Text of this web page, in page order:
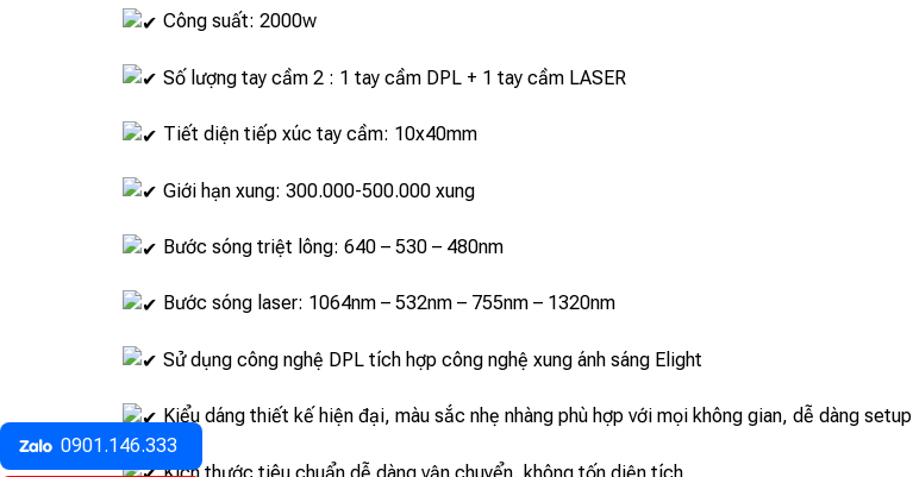
Công suất: 2000w
Số lượng tay cầm 2 : 1 tay cầm DPL + 1 tay cầm LASER
Tiết diện tiếp xúc tay cầm: 10x40mm
Giới hạn xung: 300.000-500.000 xung
Bước sóng triệt lông: 640 – 530 – 480nm
Bước sóng laser: 1064nm – 532nm – 755nm – 1320nm
Sử dụng công nghệ DPL tích hợp công nghệ xung ánh sáng Elight
Kiểu dáng thiết kế hiện đại, màu sắc nhẹ nhàng phù hợp với mọi không gian, dễ dàng setup
Kích thước tiêu chuẩn dễ dàng vận chuyển, không tốn diện tích
0901.146.333